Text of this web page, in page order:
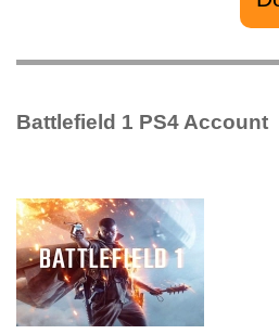
Battlefield 1 PS4 Account